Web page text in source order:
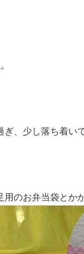
、少し落ち着い
のお弁当袋とか